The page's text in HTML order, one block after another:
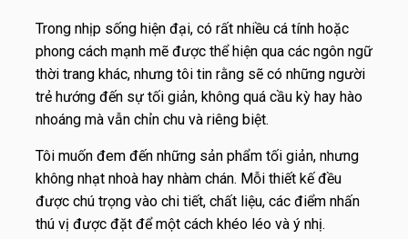
Trong nhịp sống hiện đại, có rất nhiều cá tính hoặc
phong cách mạnh mẽ được thể hiện qua các ngôn ngữ
thời trang khác, nhưng tôi tin rằng sẽ có những người
trẻ hướng đến sự tối giản, không quá cầu kỳ hay hào
nhoáng mà vẫn chỉn chu và riêng biệt.
Tôi muốn đem đến những sản phẩm tối giản, nhưng
không nhạt nhoà hay nhàm chán. Mỗi thiết kế đều
được chú trọng vào chi tiết, chất liệu, các điểm nhấn
thú vị được đặt để một cách khéo léo và ý nhị.